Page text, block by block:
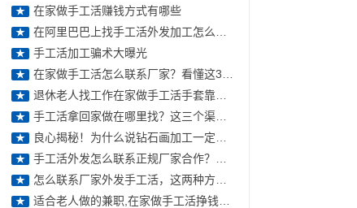
★ 在家做手工活赚钱方式有哪些
★ 在阿里巴巴上找手工活外发加工怎么辨别真假
★ 手工活加工骗术大曝光
★ 在家做手工活怎么联系厂家？看懂这3种方式，就能找到可靠正规的手工
★ 退休老人找工作在家做手工活手套靠劳动挣钱
★ 手工活拿回家做在哪里找？这三个渠道要知道
★ 良心揭秘！为什么说钻石画加工一定是骗人的？
★ 手工活外发怎么联系正规厂家合作？这里有你如何选对的答案
★ 怎么联系厂家外发手工活，这两种方式各有优势，哪种更可靠
★ 适合老人做的兼职,在家做手工活挣钱是个好选择